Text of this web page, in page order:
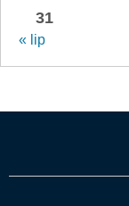
31
« lip